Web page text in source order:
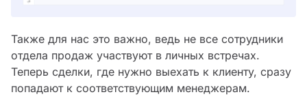
Также для нас это важно, ведь не все сотрудники
отдела продаж участвуют в личных встречах.
Теперь сделки, где нужно выехать к клиенту, сразу
попадают к соответствующим менеджерам.